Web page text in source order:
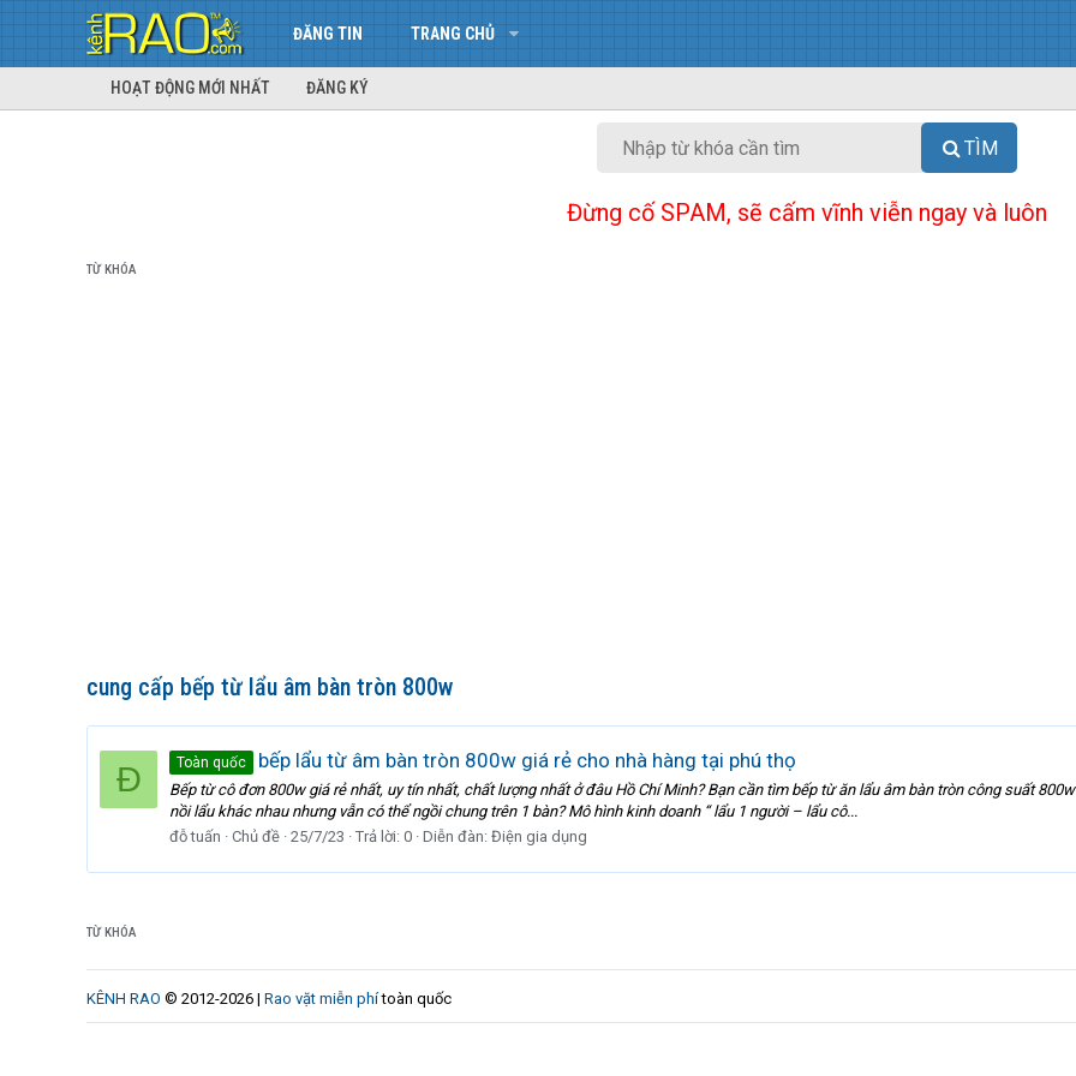
ĐĂNG TIN TRANG CHỦ
HOẠT ĐỘNG MỚI NHẤT ĐĂNG KÝ
TÌM
Đừng cố SPAM, sẽ cấm vĩnh viễn ngay và luôn
TỪ KHÓA
cung cấp bếp từ lẩu âm bàn tròn 800w
Đ Toàn quốc bếp lẩu từ âm bàn tròn 800w giá rẻ cho nhà hàng tại phú thọ
Bếp từ cô đơn 800w giá rẻ nhất, uy tín nhất, chất lượng nhất ở đâu Hồ Chí Minh? Bạn cần tìm bếp từ ăn lẩu âm bàn tròn công suất
nồi lẩu khác nhau nhưng vẫn có thể ngồi chung trên 1 bàn? Mô hình kinh doanh “ lẩu 1 người – lẩu cô...
đỗ tuấn
Chủ đề 25/7/23 Trả lời: 0 Diễn đàn: Điện gia dụng
TỪ KHÓA
KÊNH RAO © 2012-2026 | Rao vặt miễn phítoàn quốc